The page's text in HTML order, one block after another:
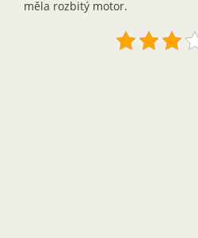
měla rozbitý motor.